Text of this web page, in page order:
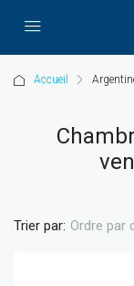
Accueil
Trier par: Ordre par